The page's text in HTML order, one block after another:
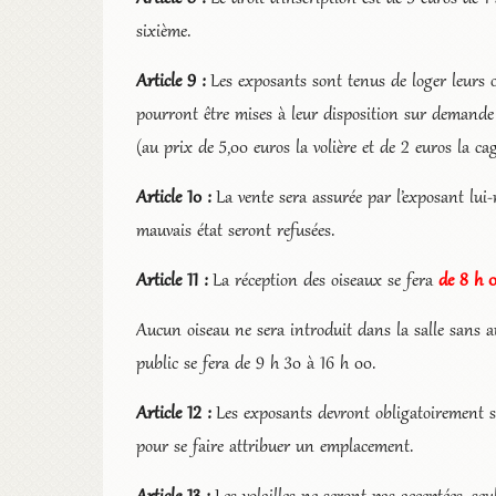
sixième.
Article 9 :Les exposants sont tenus de loger leurs
pourront être mises à leur disposition sur
(au prix de 5,00 euros la volière et de 2 euros la
Article 10 :La vente sera assurée par l’exposant
mauvais état seront refusées.
Article 11 :La réception des oiseaux se ferade 8 h
Aucun oiseau ne sera introduit dans la salle sans
public se fera de 9 h 30 à 16 h 00.
Article 12 :Les exposants devront obligatoirement
pour se faire attribuer un emplacement.